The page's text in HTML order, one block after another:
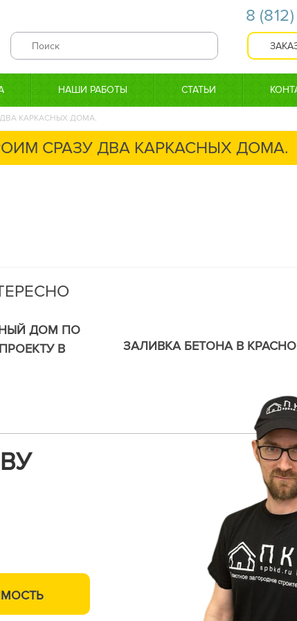
8 (812)
НАШИ РАБОТЫ СТАТЬИ
КАРКАСНЫХ ДОМА.
СРАЗУ ДВА КАРКАСНЫХ ДОМА.
ДОМ ПО
В
ЗАЛИВКА БЕТОНА В